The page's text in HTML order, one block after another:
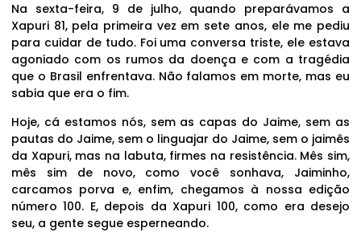
Na sexta-feira, 9 de julho, quando preparávamos a
Xapuri 81, pela primeira vez em sete anos, ele me pediu
para cuidar de tudo. Foi uma conversa triste, ele estava
agoniado com os rumos da doença e com a tragédia
que o Brasil enfrentava. Não falamos em morte, mas eu
sabia que era o fim.
Hoje, cá estamos nós, sem as capas do Jaime, sem as
pautas do Jaime, sem o linguajar do Jaime, sem o jaimês
da Xapuri, mas na labuta, firmes na resistência. Mês sim,
mês sim de novo, como você sonhava, Jaiminho,
carcamos porva e, enfim, chegamos à nossa edição
número 100. E, depois da Xapuri 100, como era desejo
seu, a gente segue esperneando.